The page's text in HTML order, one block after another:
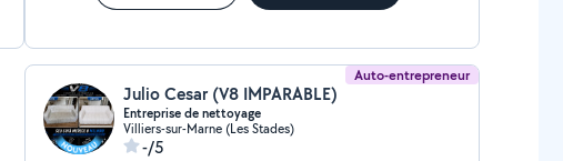
Auto-entrepreneur
Julio Cesar (V8 IMPARABLE)
Entreprise de nettoyage
Villiers-sur-Marne (Les Stades)
-/5